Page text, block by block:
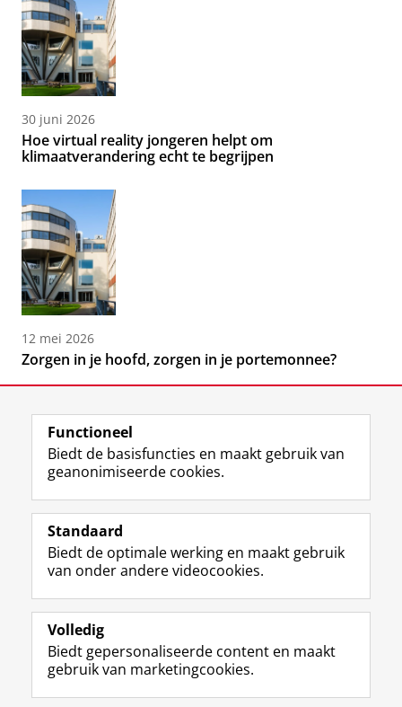
30 juni 2026
Hoe virtual reality jongeren helpt om
klimaatverandering echt te begrijpen
12 mei 2026
Zorgen in je hoofd, zorgen in je portemonnee?
Volg de RUG
F
a
e
b
o
p
a
i
L
i
k
e
I
-
p
g
R
S
-
f
e
R
k
I
n
t
r
m
c
Y
o
T
e
k
a
Studiekiezers
Alumni
Over ons
Functioneel
Biedt de basisfuncties en maakt gebruik van
geanonimiseerde cookies.
Standaard
Biedt de optimale werking en maakt gebruik
van onder andere videocookies.
Volledig
Biedt gepersonaliseerde content en maakt
gebruik van marketingcookies.